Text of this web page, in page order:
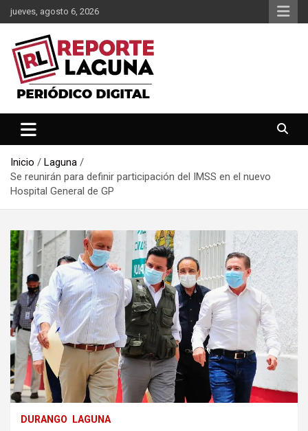
Saltar
al
contenido
jueves, agosto 6, 2026
Reporte Laguna
Inicio
Laguna
Se reunirán para definir participación del IMSS en el nuevo
Hospital General de GP
DURANGO LAGUNA